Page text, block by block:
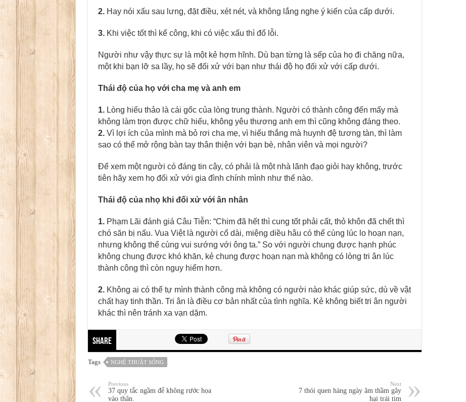
2.Hay nói xấu sau lưng, đặt điều, xét nét, và không lắng nghe ý kiến của cấp dưới.
3.Khi việc tốt thì kể công, khi có việc xấu thì đổ lỗi.
Người như vậy thực sự là một kẻ hợm hĩnh. Dù bạn từng là sếp của họ đi chăng nữa,
một khi bạn lỡ sa lầy, họ sẽ đối xử với bạn như thái độ họ đối xử với cấp dưới.
Thái độ của họ với cha mẹ và anh em
1.Lòng hiếu thảo là cái gốc của lòng trung thành. Người có thành công đến mấy mà
không làm trọn được chữ hiếu, không yêu thương anh em thì cũng không đáng theo.
2.Vì lợi ích của mình mà bỏ rơi cha mẹ, vì hiếu thắng mà huynh đệ tương tàn, thì làm
sao có thể mở rộng bàn tay thân thiện với bạn bè, nhân viên và mọi người?
Để xem một người có đáng tin cậy, có phải là một nhà lãnh đạo giỏi hay không, trước
tiên hãy xem họ đối xử với gia đình chính mình như thế nào.
Thái độ của nhọ khi đối xử với ân nhân
1.Phạm Lãi đánh giá Câu Tiễn: “Chim đã hết thì cung tốt phải cất, thỏ khôn đã chết thì
chó săn bị nấu. Vua Việt là người cổ dài, miệng diều hâu có thể cùng lúc lo hoạn nạn,
nhưng không thể cùng vui sướng với ông ta.” So với người chung được hạnh phúc
không chung được khó khăn, kẻ chung được hoạn nạn mà không có lòng tri ân lúc
thành công thì còn nguy hiểm hơn.
2.Không ai có thể tự mình thành công mà không có người nào khác giúp sức, dù về vật
chất hay tinh thần. Tri ân là điều cơ bản nhất của tình nghĩa. Kẻ không biết tri ân người
khác thì nên tránh xa vạn dặm.
Share
Tags NGHỆ THUẬT SỐNG
Previous
37 quy tắc ngầm để không rước họa
vào thân.
Next
7 thói quen hàng ngày âm thầm gây
hại trái tim